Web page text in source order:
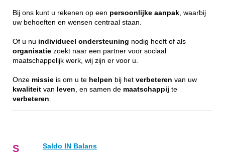
Bij ons kunt u rekenen op een persoonlijke aanpak , waarbij
uw behoeften en wensen centraal staan.
Of u nu individueel ondersteuning nodig heeft of als
organisatie zoekt naar een partner voor sociaal
maatschappelijk werk, wij zijn er voor u.
Onze missie is om u te helpen bij het verbeteren van uw
kwaliteit van leven , en samen de maatschappij te
verbeteren
S Saldo IN Balans